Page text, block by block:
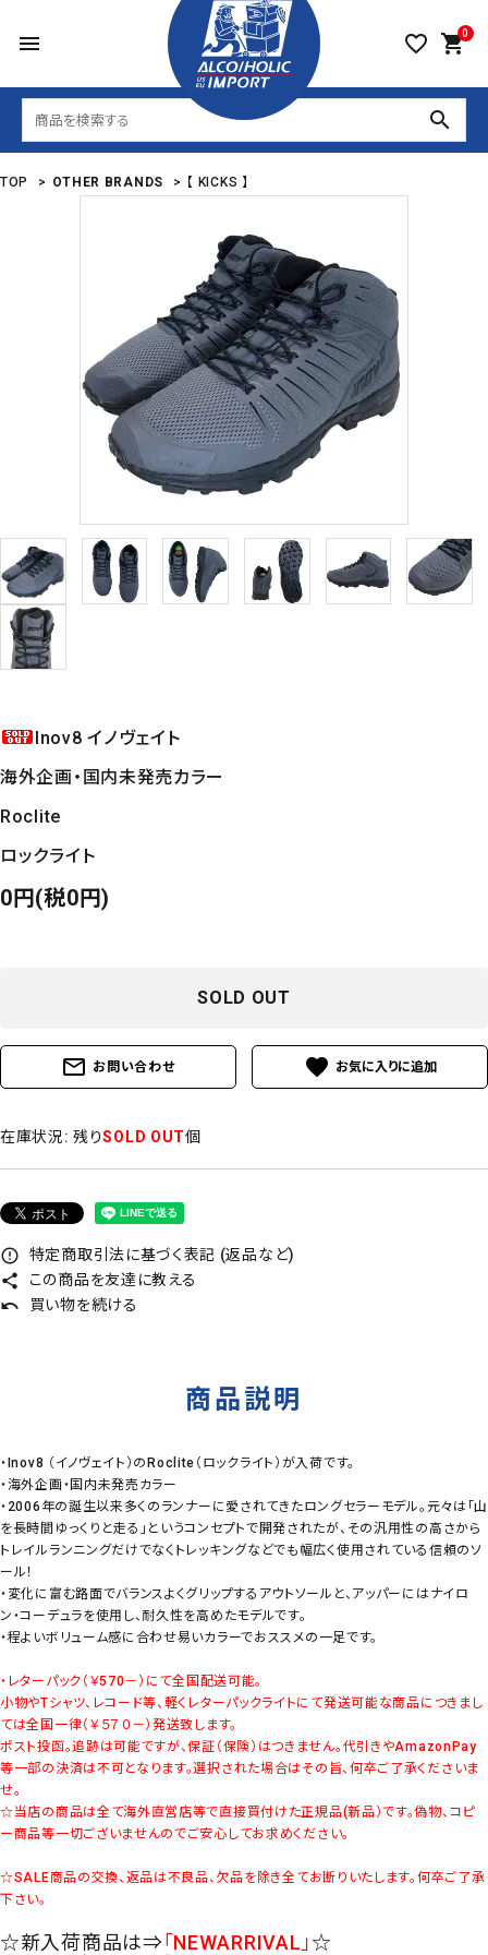
menu favorite_border 0
shopping_cart
search
TOP > OTHER BRANDS > 【 KICKS 】
Inov8 イノヴェイト
海外企画・国内未発売カラー
Roclite
ロックライト
0円(税0円)
SOLD OUT
mail_outline お問い合わせ favorite
在庫状況: 残りSOLD OUT個
error_outline 特定商取引法に基づく表記 (返品など)
share この商品を友達に教える
undo 買い物を続ける
商品説明
・Inov8 （イノヴェイト）のRoclite（ロックライト）が入荷です。
・海外企画・国内未発売カラー
・2006年の誕生以来多くのランナーに愛されてきたロングセラーモデル。元々は「山
を長時間ゆっくりと走る」というコンセプトで開発されたが、その汎用性の高さから
トレイルランニングだけでなくトレッキングなどでも幅広く使用されている信頼のソ
ール！
・変化に富む路面でバランスよくグリップするアウトソールと、アッパーにはナイロ
ン・コーデュラを使用し、耐久性を高めたモデルです。
・程よいボリューム感に合わせ易いカラーでおススメの一足です。
・レターパック（￥570－）にて全国配送可能。
小物やTシャツ、レコード等、軽くレターパックライトにて発送可能な商品につきまし
ては全国一律（￥５７０－）発送致します。
ポスト投函。追跡は可能ですが、保証（保険）はつきません。代引きやAmazonPay
等一部の決済は不可となります。選択された場合はその旨、何卒ご了承くださいま
せ。
☆当店の商品は全て海外直営店等で直接買付けた正規品(新品）です。偽物、コピ
ー商品等一切ございませんのでご安心してお求めください。
☆SALE商品の交換、返品は不良品、欠品を除き全てお断りいたします。何卒ご了承
下さい。
☆新入荷商品は⇒「NEWARRIVAL」☆